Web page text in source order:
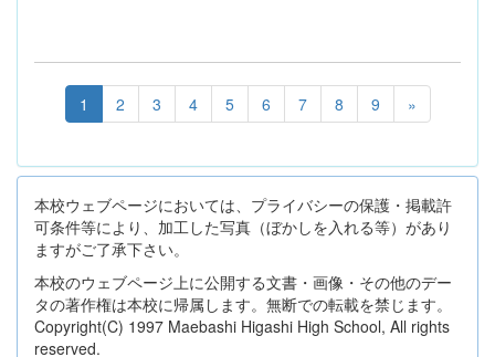
1 2 3 4 5 6 7 8 9 »
本校ウェブページにおいては、プライバシーの保護・掲載許
可条件等により、加工した写真（ぼかしを入れる等）があり
ますがご了承下さい。
本校のウェブページ上に公開する文書・画像・その他のデー
タの著作権は本校に帰属します。無断での転載を禁じます。
Copyright(C) 1997 Maebashi Higashi High School, All rights
reserved.